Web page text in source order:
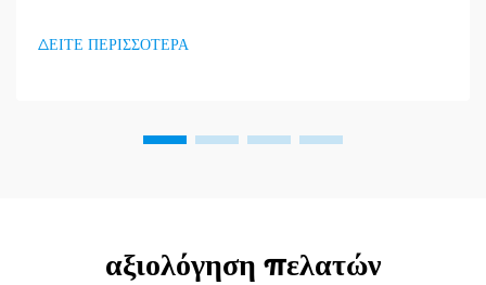
διανομείς το έχουν ήδη κατανοήσει...
ΔΕΙΤΕ ΠΕΡΙΣΣΟΤΕΡΑ
αξιολόγηση πελατών